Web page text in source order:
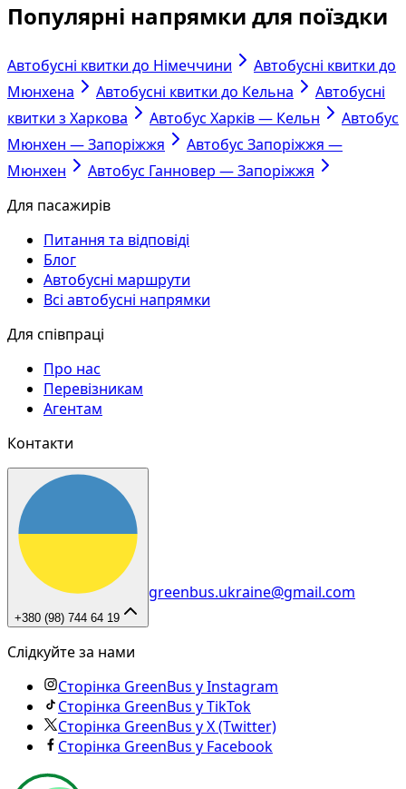
Популярні напрямки для поїздки
Автобусні квитки до Німеччини
Автобусні квитки до
Мюнхена
Автобусні квитки до Кельна
Автобусні
квитки з Харкова
Автобус Харків — Кельн
Автобус
Мюнхен — Запоріжжя
Автобус Запоріжжя —
Мюнхен
Автобус Ганновер — Запоріжжя
Для пасажирів
Питання та відповіді
Блог
Автобусні маршрути
Всі автобусні напрямки
Для співпраці
Про нас
Перевізникам
Агентам
Контакти
+380 (98) 744 64 19
greenbus.ukraine@gmail.com
Слідкуйте за нами
Сторінка GreenBus у Instagram
Сторінка GreenBus у TikTok
Сторінка GreenBus у X (Twitter)
Сторінка GreenBus у Facebook